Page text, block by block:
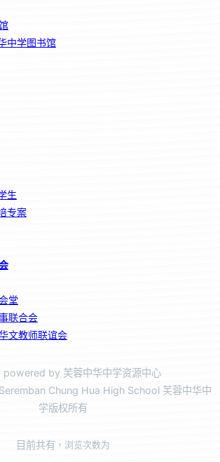
中学图书馆
生
专案
堂
联合会
文教师联谊会
powered by 芙蓉中华中学资源中心
Chung Hua High School 芙蓉中华中
学版权所有
目前共有 ，浏览次数为